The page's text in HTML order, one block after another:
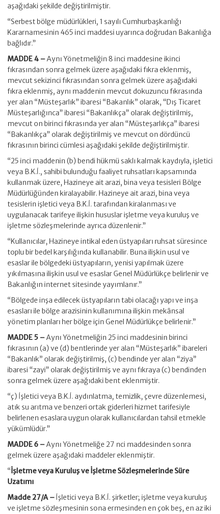
aşağıdaki şekilde değiştirilmiştir.
“Serbest bölge müdürlükleri, 1 sayılı Cumhurbaşkanlığı
Kararnamesinin 465 inci maddesi uyarınca doğrudan Bakanlığa
bağlıdır.”
MADDE 4 –Aynı Yönetmeliğin 8 inci maddesine ikinci
fıkrasından sonra gelmek üzere aşağıdaki fıkra eklenmiş,
mevcut sekizinci fıkrasından sonra gelmek üzere aşağıdaki
fıkra eklenmiş, aynı maddenin mevcut dokuzuncu fıkrasında
yer alan “Müsteşarlık” ibaresi “Bakanlık” olarak, “Dış Ticaret
Müsteşarlığınca” ibaresi “Bakanlıkça” olarak değiştirilmiş,
mevcut on birinci fıkrasında yer alan “Müsteşarlıkça” ibaresi
“Bakanlıkça” olarak değiştirilmiş ve mevcut on dördüncü
fıkrasının birinci cümlesi aşağıdaki şekilde değiştirilmiştir.
“25 inci maddenin (b) bendi hükmü saklı kalmak kaydıyla, işletici
veya B.K.İ., sahibi bulunduğu faaliyet ruhsatları kapsamında
kullanmak üzere, Hazineye ait arazi, bina veya tesisleri Bölge
Müdürlüğünden kiralayabilir. Hazineye ait arazi, bina veya
tesislerin işletici veya B.K.İ. tarafından kiralanması ve
uygulanacak tarifeye ilişkin hususlar işletme veya kuruluş ve
işletme sözleşmelerinde ayrıca düzenlenir.”
“Kullanıcılar, Hazineye intikal eden üstyapıları ruhsat süresince
toplu bir bedel karşılığında kullanabilir. Buna ilişkin usul ve
esaslar ile bölgedeki üstyapıların, yenisi yapılmak üzere
yıkılmasına ilişkin usul ve esaslar Genel Müdürlükçe belirlenir ve
Bakanlığın internet sitesinde yayımlanır.”
“Bölgede inşa edilecek üstyapıların tabi olacağı yapı ve inşa
esasları ile bölge arazisinin kullanımına ilişkin mekânsal
yönetim planları her bölge için Genel Müdürlükçe belirlenir.”
MADDE 5 –Aynı Yönetmeliğin 25 inci maddesinin birinci
fıkrasının (a) ve (d) bentlerinde yer alan “Müsteşarlık” ibareleri
“Bakanlık” olarak değiştirilmiş, (c) bendinde yer alan “ziya”
ibaresi “zayi” olarak değiştirilmiş ve aynı fıkraya (c) bendinden
sonra gelmek üzere aşağıdaki bent eklenmiştir.
“ç) İşletici veya B.K.İ. aydınlatma, temizlik, çevre düzenlemesi,
atık su arıtma ve benzeri ortak giderleri hizmet tarifesiyle
belirlenen esaslara uygun olarak kullanıcılardan tahsil etmekle
yükümlüdür.”
MADDE 6 –Aynı Yönetmeliğe 27 nci maddesinden sonra
gelmek üzere aşağıdaki maddeler eklenmiştir.
“İşletme veya Kuruluş ve İşletme Sözleşmelerinde Süre
Uzatımı
Madde 27/A – İşletici veya B.K.İ. şirketler; işletme veya kuruluş
ve işletme sözleşmesinin sona ermesinden en çok beş, en az iki